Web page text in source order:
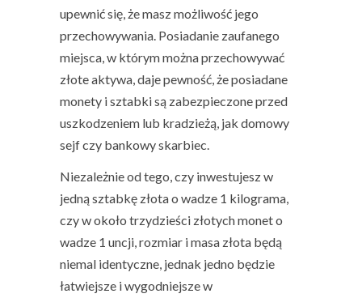
upewnić się, że masz możliwość jego
przechowywania. Posiadanie zaufanego
miejsca, w którym można przechowywać
złote aktywa, daje pewność, że posiadane
monety i sztabki są zabezpieczone przed
uszkodzeniem lub kradzieżą, jak domowy
sejf czy bankowy skarbiec.
Niezależnie od tego, czy inwestujesz w
jedną sztabkę złota o wadze 1 kilograma,
czy w około trzydzieści złotych monet o
wadze 1 uncji, rozmiar i masa złota będą
niemal identyczne, jednak jedno będzie
łatwiejsze i wygodniejsze w